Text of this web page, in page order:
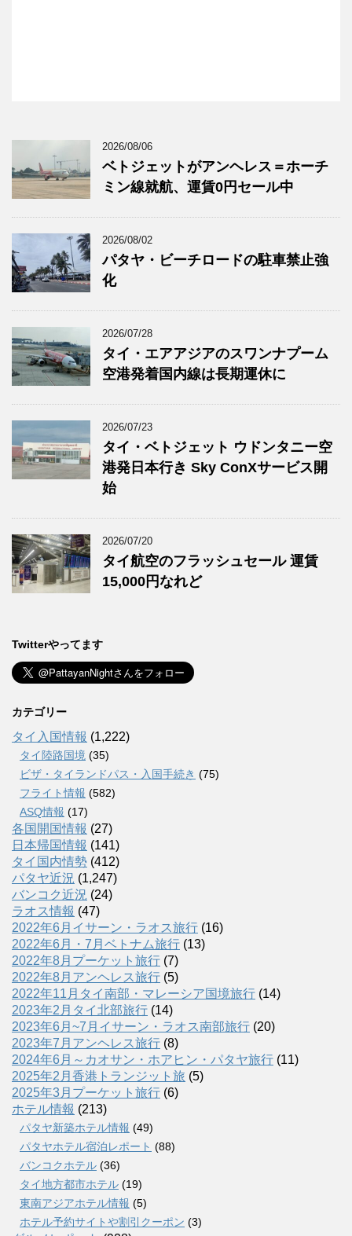
2026/08/06
ベトジェットがアンヘレス＝ホーチ
ミン線就航、運賃0円セール中
2026/08/02
パタヤ・ビーチロードの駐車禁止強
化
2026/07/28
タイ・エアアジアのスワンナプーム
空港発着国内線は長期運休に
2026/07/23
タイ・ベトジェット ウドンタニー空
港発日本行き Sky ConXサービス開
始
2026/07/20
タイ航空のフラッシュセール 運賃
15,000円なれど
Twitterやってます
カテゴリー
タイ入国情報 (1,222)
タイ陸路国境 (35)
ビザ・タイランドパス・入国手続き (75)
フライト情報 (582)
ASQ情報 (17)
各国開国情報 (27)
日本帰国情報 (141)
タイ国内情勢 (412)
パタヤ近況 (1,247)
バンコク近況 (24)
ラオス情報 (47)
2022年6月イサーン・ラオス旅行 (16)
2022年6月・7月ベトナム旅行 (13)
2022年8月プーケット旅行 (7)
2022年8月アンヘレス旅行 (5)
2022年11月タイ南部・マレーシア国境旅行 (14)
2023年2月タイ北部旅行 (14)
2023年6月~7月イサーン・ラオス南部旅行 (20)
2023年7月アンヘレス旅行 (8)
2024年6月～カオサン・ホアヒン・パタヤ旅行 (11)
2025年2月香港トランジット旅 (5)
2025年3月プーケット旅行 (6)
ホテル情報 (213)
パタヤ新築ホテル情報 (49)
パタヤホテル宿泊レポート (88)
バンコクホテル (36)
タイ地方都市ホテル (19)
東南アジアホテル情報 (5)
ホテル予約サイトや割引クーポン (3)